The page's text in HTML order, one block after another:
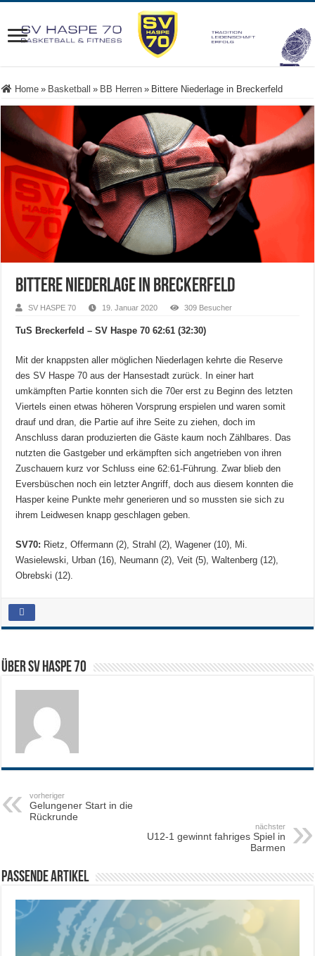
Home » Basketball » BB Herren » Bittere Niederlage in Breckerfeld
Bittere Niederlage in Breckerfeld
SV HASPE 70 19. Januar 2020 309 Besucher
TuS Breckerfeld – SV Haspe 70 62:61 (32:30)
Mit der knappsten aller möglichen Niederlagen kehrte die Reserve
des SV Haspe 70 aus der Hansestadt zurück. In einer hart
umkämpften Partie konnten sich die 70er erst zu Beginn des letzten
Viertels einen etwas höheren Vorsprung erspielen und waren somit
drauf und dran, die Partie auf ihre Seite zu ziehen, doch im
Anschluss daran produzierten die Gäste kaum noch Zählbares. Das
nutzten die Gastgeber und erkämpften sich angetrieben von ihren
Zuschauern kurz vor Schluss eine 62:61-Führung. Zwar blieb den
Eversbüschen noch ein letzter Angriff, doch aus diesem konnten die
Hasper keine Punkte mehr generieren und so mussten sie sich zu
ihrem Leidwesen knapp geschlagen geben.
SV70: Rietz, Offermann (2), Strahl (2), Wagener (10), Mi.
Wasielewski, Urban (16), Neumann (2), Veit (5), Waltenberg (12),
Obrebski (12).
Über SV HASPE 70
vorheriger
Gelungener Start in die
Rückrunde
nächster
U12-1 gewinnt fahriges Spiel in
Barmen
Passende Artikel